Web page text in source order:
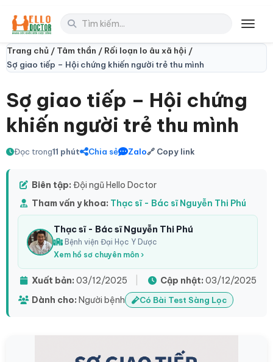
Trang chủ / Tâm thần / Rối loạn lo âu xã hội /
Sợ giao tiếp – Hội chứng khiến người trẻ thu mình
Sợ giao tiếp – Hội chứng
khiến người trẻ thu mình
Đọc trong11 phút Chia sẻ Zalo🔗 Copy link
Biên tập: Đội ngũ Hello Doctor
Tham vấn y khoa: Thạc sĩ - Bác sĩ Nguyễn Thi Phú
Thạc sĩ - Bác sĩ Nguyễn Thi Phú
Bệnh viện Đại Học Y Dược
Xem hồ sơ chuyên môn ›
Xuất bản: 03/12/2025 Cập nhật: 03/12/2025
Dành cho: Người bệnh Có Bài Test Sàng Lọc